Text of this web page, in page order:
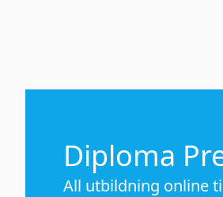
Diploma
All utbildning online